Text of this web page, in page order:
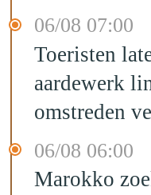
06/08 07:00
Toeristen
aardewerk
omstreden
06/08 06:00
Marokko